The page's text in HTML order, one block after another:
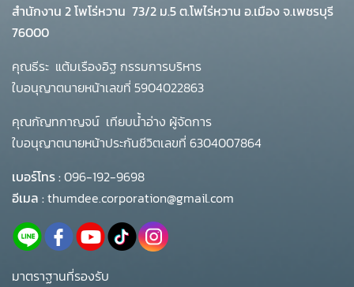
สำนักงาน 2 โพโร่หวาน 73/2 ม.5 ต.โพไร่หวาน อ.เมือง จ.เพชรบุรี
76000
คุณธีระ แต้มเรืองอิฐ กรรมการบริหาร
ใบอนุญาตนายหน้าเลขที่ 5904022863
คุณกัญทกาญจน์ เทียบน้ำอ่าง ผู้จัดการ
ใบอนุญาตนายหน้าประกันชีวิตเลขที่ 6304007864
เบอร์โทร :096-192-9698
อีเมล :thumdee.corporation@gmail.com
มาตราฐานที่รองรับ